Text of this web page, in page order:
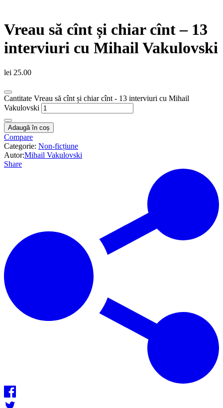
Vreau să cînt și chiar cînt – 13
interviuri cu Mihail Vakulovski
lei 25.00
Cantitate Vreau să cînt și chiar cînt - 13 interviuri cu Mihail
Vakulovski
Adaugă în coș
Compare
Categorie: Non-ficțiune
Autor:Mihail Vakulovski
Share